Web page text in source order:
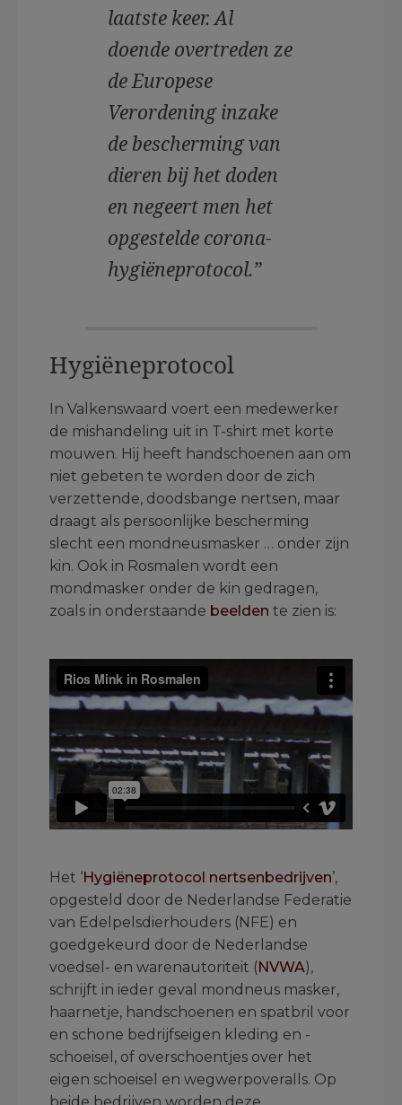
laatste keer. Al
doende overtreden ze
de Europese
Verordening inzake
de bescherming van
dieren bij het doden
en negeert men het
opgestelde corona-
hygiëneprotocol.”
Hygiëneprotocol
In Valkenswaard voert een medewerker
de mishandeling uit in T-shirt met korte
mouwen. Hij heeft handschoenen aan om
niet gebeten te worden door de zich
verzettende, doodsbange nertsen, maar
draagt als persoonlijke bescherming
slecht een mondneusmasker … onder zijn
kin. Ook in Rosmalen wordt een
mondmasker onder de kin gedragen,
zoals in onderstaande beelden te zien is:
Het ‘Hygiëneprotocol nertsenbedrijven’,
opgesteld door de Nederlandse Federatie
van Edelpelsdierhouders (NFE) en
goedgekeurd door de Nederlandse
voedsel- en warenautoriteit (NVWA),
schrijft in ieder geval mondneus masker,
haarnetje, handschoenen en spatbril voor
en schone bedrijfseigen kleding en -
schoeisel, of overschoentjes over het
eigen schoeisel en wegwerpoveralls. Op